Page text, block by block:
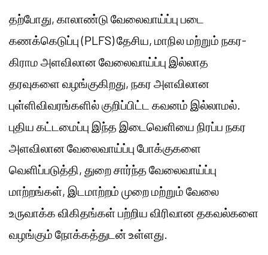
தற்போது, காலாண்டு வேலைவாய்ப்பு படை
கணக்கெடுப்பு (PLFS) தேசிய, மாநில மற்றும் நகர-
கிராம அளவிலான வேலைவாய்ப்பு இல்லாத
தரவுகளை வழங்குகிறது, நகர அளவிலான
புள்ளிவிவரங்களில் குறிப்பிட்ட கவனம் இல்லாமல்.
புதிய கட்டமைப்பு இந்த இடைவெளியை நிரப்ப நகர
அளவிலான வேலைவாய்ப்பு போக்குகளை
வெளிப்படுத்தி, துறை சார்ந்த வேலைவாய்ப்பு
மாற்றங்கள், இடமாற்றம் முறை மற்றும் வேலை
உருவாக்க விகிதங்கள் பற்றிய விரிவான தகவல்களை
வழங்கும் நோக்கத்துடன் உள்ளது.